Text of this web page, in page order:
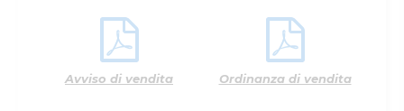
Avviso di vendita Ordinanza di vendita